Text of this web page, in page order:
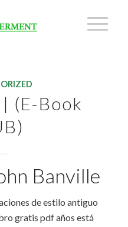
(E-Book
Banville
de estilo antiguo
gratis pdf años está